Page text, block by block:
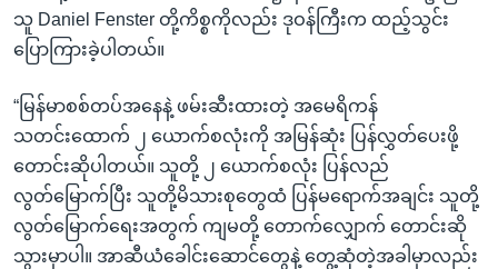
သူ Daniel Fenster တို့ကိစ္စကိုလည်း ဒုဝန်ကြီးက ထည့်သွင်း
ပြောကြားခဲ့ပါတယ်။
“မြန်မာစစ်တပ်အနေနဲ့ ဖမ်းဆီးထားတဲ့ အမေရိကန်
သတင်းထောက် ၂ ယောက်စလုံးကို အမြန်ဆုံး ပြန်လွှတ်ပေးဖို့
တောင်းဆိုပါတယ်။ သူတို့ ၂ ယောက်စလုံး ပြန်လည်
လွတ်မြောက်ပြီး သူတို့မိသားစုတွေထံ ပြန်မရောက်အချင်း သူတို့
လွတ်မြောက်ရေးအတွက် ကျမတို့ တောက်လျှောက် တောင်းဆို
သွားမှာပါ။ အာဆီယံခေါင်းဆောင်တွေနဲ့ တွေ့ဆုံတဲ့အခါမှာလည်း